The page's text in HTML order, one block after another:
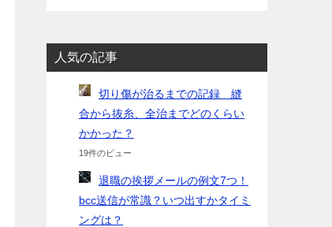
人気の記事
切り傷が治るまでの記録 縫
合から抜糸、全治までどのくらい
かかった？
19件のビュー
退職の挨拶メールの例文7つ！
bcc送信が常識？いつ出すかタイミ
ングは？